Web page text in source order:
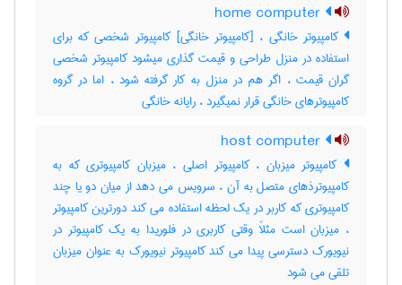
کامپیوتر خانگی ، [کامپیوتر خانگی] کامپیوتر شخصی که برای
استفاده در منزل طراحی و قیمت گذاری میشود کامپیوتر شخصی
گران قیمت ، اگر هم در منزل به کار گرفته شود ، اما در گروه
کامپیوترهای خانگی قرار نمیگیرد ، رایانه خانگی
کامپیوتر میزبان ، کامپیوتر اصلی ، میزبان کامپیوتری که به
کامپیوترذهای متصل به آن ، سرویس می دهد از میان دو یا چند
کامپیوتری که کاربر در یک لحظه استفاده می کند دورترین کامپیوتر
، میزبان است مثلاً وقتی کاربری در فلوریدا به یک کامپیوتر در
نیویورک دسترسی پیدا می کند کامپیوتر نیویورک به عنوان میزبان
تلقی می شود